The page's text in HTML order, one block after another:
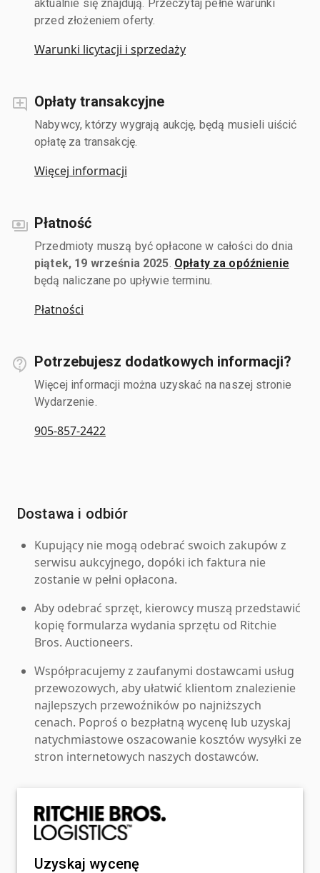
aktualnie się znajdują. Przeczytaj pełne warunki
przed złożeniem oferty.
Warunki licytacji i sprzedaży
Opłaty transakcyjne
Nabywcy, którzy wygrają aukcję, będą musieli uiścić
opłatę za transakcję.
Więcej informacji
Płatność
Przedmioty muszą być opłacone w całości do dnia
piątek, 19 września 2025 Opłaty za opóźnienie
będą naliczane po upływie terminu.
Płatności
Potrzebujesz dodatkowych informacji?
Więcej informacji można uzyskać na naszej stronie
Wydarzenie.
905-857-2422
Dostawa i odbiór
Kupujący nie mogą odebrać swoich zakupów z
serwisu aukcyjnego, dopóki ich faktura nie
zostanie w pełni opłacona.
Aby odebrać sprzęt, kierowcy muszą przedstawić
kopię formularza wydania sprzętu od Ritchie
Bros. Auctioneers.
Współpracujemy z zaufanymi dostawcami usług
przewozowych, aby ułatwić klientom znalezienie
najlepszych przewoźników po najniższych
cenach. Poproś o bezpłatną wycenę lub uzyskaj
natychmiastowe oszacowanie kosztów wysyłki ze
stron internetowych naszych dostawców.
Uzyskaj wycenę